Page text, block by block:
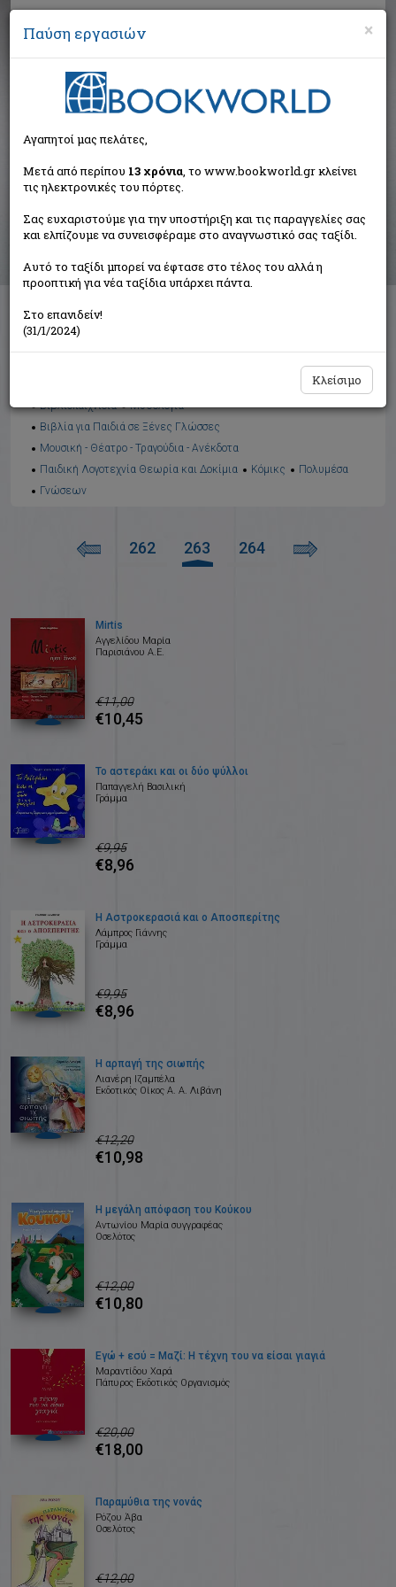
Αναζήτηση
Βιβλία στην κατηγορία
Παιδικά - Εφηβικά
Διαθέσιμες υποκατηγορίες
Εορταστικά - Επετειακά
Ημερολόγια - Λευκώματα
Βιβλιοπαιχνίδια
Μυθολογία
Βιβλία για Παιδιά σε Ξένες Γλώσσες
Μουσική - Θέατρο - Τραγούδια - Ανέκδοτα
Παιδική Λογοτεχνία Θεωρία και Δοκίμια
Κόμικς
Πολυμέσα
Γνώσεων
262 263 264
Mirtis
Αγγελίδου Μαρία
Παρισιάνου Α.Ε.
€11,00
€10,45
Το αστεράκι και οι δύο ψύλλοι
Παπαγγελή Βασιλική
Γράμμα
€9,95
€8,96
Η Αστροκερασιά και ο Αποσπερίτης
Λάμπρος Γιάννης
Γράμμα
€9,95
€8,96
Η αρπαγή της σιωπής
Λιανέρη Ιζαμπέλα
Εκδοτικός Οίκος Α. Α. Λιβάνη
€12,20
€10,98
Η μεγάλη απόφαση του Κούκου
Αντωνίου Μαρία συγγραφέας
Οσελότος
€12,00
€10,80
Εγώ + εσύ = Μαζί: Η τέχνη του να είσαι γιαγιά
Μαραντίδου Χαρά
Πάπυρος Εκδοτικός Οργανισμός
€20,00
€18,00
Παραμύθια της νονάς
Ρόζου Άβα
Οσελότος
€12,00
×
Παύση εργασιών
Αγαπητοί μας πελάτες,
Μετά από περίπου 13 χρόνια, το www.bookworld.gr κλείνει
τις ηλεκτρονικές του πόρτες.
Σας ευχαριστούμε για την υποστήριξη και τις παραγγελίες σας
και ελπίζουμε να συνεισφέραμε στο αναγνωστικό σας ταξίδι.
Αυτό το ταξίδι μπορεί να έφτασε στο τέλος του αλλά η
προοπτική για νέα ταξίδια υπάρχει πάντα.
Στο επανιδείν!
(31/1/2024)
Κλείσιμο